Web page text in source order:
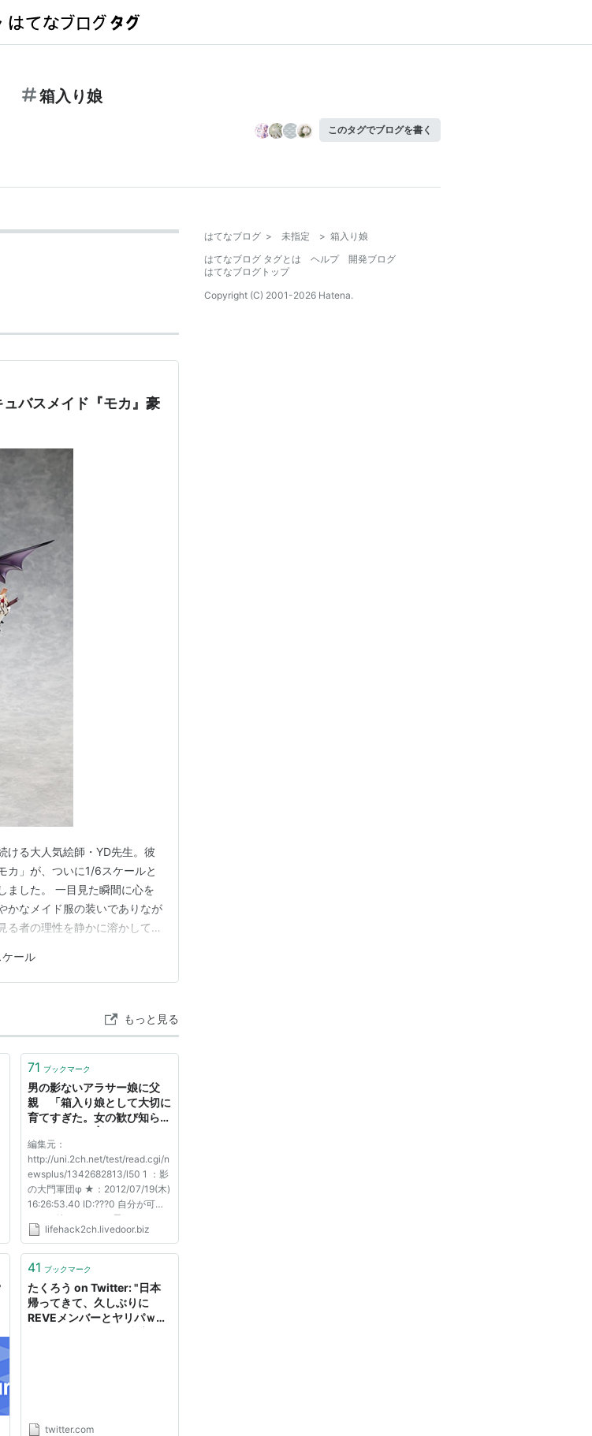
箱入り娘
このタグでブログを書く
バスメイド『モカ』豪
ける大人気絵師・YD先生。彼
カ」が、ついに1/6スケールと
ました。 一目見た瞬間に心を
かなメイド服の装いでありなが
る者の理性を静かに溶かしてい
本作。柔らかな肌の質感や緻
ール
もっと見る
71 ブックマーク
男の影ないアラサー娘に父
親 「箱入り娘として大切に
育てすぎた。女の歓び知らず
ちゃんねる弐式
編集元：
http://uni.2ch.net/test/read.cgi/n
ewsplus/1342682813/l50 1 ：影
の大門軍団φ ★：2012/07/19(木)
16:26:53.40 ID:???0 自分が可愛
がった娘がどこかの男のものにな
ってしまう時、父親の心は乱れる
抱えている父親も増えているとい
のに、まったく男...
lifehack2ch.livedoor.biz
41 ブックマーク
たくろう on Twitter: "日本
帰ってきて、久しぶりに
REVEメンバーとヤリパｗ参
https://t.co/BHEmAyninn"
twitter.com
はてなブログ > 未指定 > 箱入り娘
はてなブログ タグとは
ヘルプ
開発ブログ
はてなブログトップ
Copyright (C) 2001-2026 Hatena.